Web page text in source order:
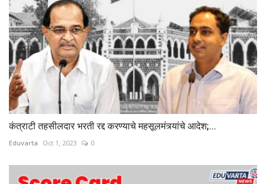
कंत्राटी तहसीलदार भरती रद्द करण्याचे महसूलमंत्र्यांचे आदेश;...
Eduvarta Oct 1, 2023 0